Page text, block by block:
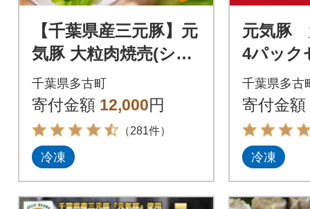
【千葉県産三元豚】元
気豚 大粒肉焼売(シュ
ーマイ)セット 2.1kg
(50g×42個)
千葉県多古町
寄付金額 12,000円
（281件）
冷凍
元気豚
4パック
千葉県多古
寄付金額
冷凍